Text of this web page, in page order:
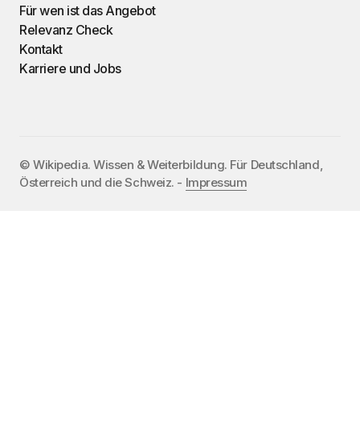
Für wen ist das Angebot
Relevanz Check
Kontakt
Karriere und Jobs
©️ Wikipedia. Wissen & Weiterbildung. Für Deutschland,
Österreich und die Schweiz. - Impressum